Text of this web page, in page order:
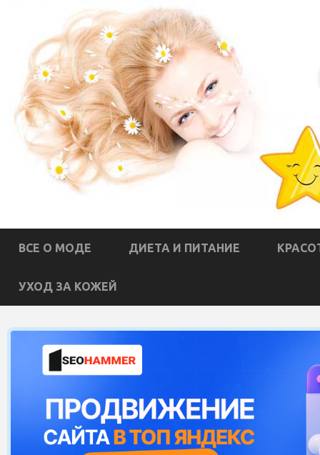
ВСЕ О МОДЕ ДИЕТА И ПИТАНИЕ
УХОД ЗА КОЖЕЙ